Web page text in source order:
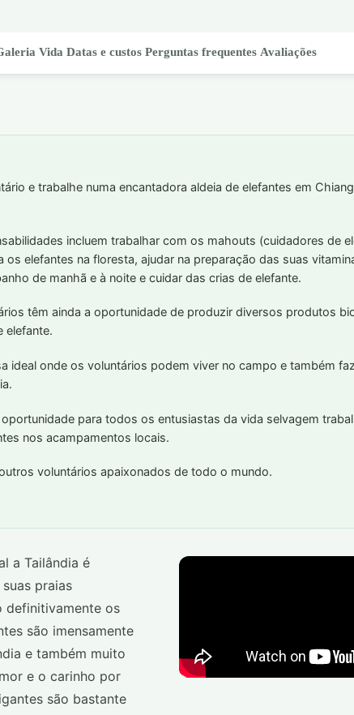
Vida Datas e custos Perguntas frequentes Avaliações
e trabalhe numa encantadora aldeia de elefantes em
incluem trabalhar com os mahouts (cuidadores de
os elefantes na floresta, ajudar na preparação das suas
de manhã e à noite e cuidar das crias de elefante.
têm ainda a oportunidade de produzir diversos produtos
elefante.
ideal onde os voluntários podem viver no campo e também
oportunidade para todos os entusiastas da vida selvagem
nos acampamentos locais.
voluntários apaixonados de todo o mundo.
a Tailândia é
praias
definitivamente os
são imensamente
e também muito
e o carinho por
são bastante